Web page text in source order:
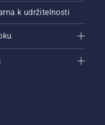
k udržitelnosti